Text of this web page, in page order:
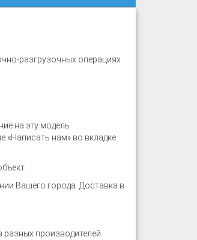
разгрузочных операциях
на эту модель
«Написать нам» во вкладке
Вашего города. Доставка в
производителей.